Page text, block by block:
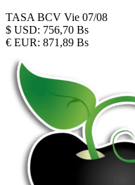
TASA BCV Vie 07/08
$ USD: 756,70 Bs
€ EUR: 871,89 Bs